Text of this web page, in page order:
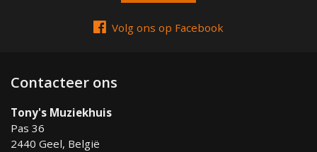
Volg ons op Facebook
Contacteer ons
Tony's Muziekhuis
Pas 36
2440 Geel, België